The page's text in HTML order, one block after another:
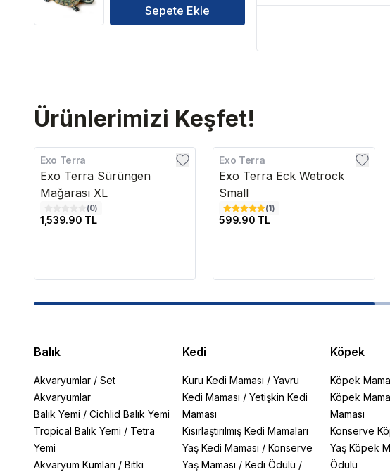
Sepete Ekle
Ürünlerimizi Keşfet!
Exo Terra
Exo Terra Sürüngen
Mağarası XL
(0)
1,539.90 TL
Exo Terra
Exo Terra Eck Wetrock
Small
(1)
599.90 TL
Balık
Akvaryumlar / Set
Akvaryumlar
Balık Yemi / Cichlid Balık Yemi
Tropical Balık Yemi / Tetra
Yemi
Akvaryum Kumları / Bitki
Kedi
Kuru Kedi Maması / Yavru
Kedi Maması / Yetişkin Kedi
Maması
Kısırlaştırılmış Kedi Mamaları
Yaş Kedi Maması / Konserve
Yaş Maması / Kedi Ödülü /
Köpek
Köpek
Köpek
Maması
Konserve
Yaş Köpek
Ödülü